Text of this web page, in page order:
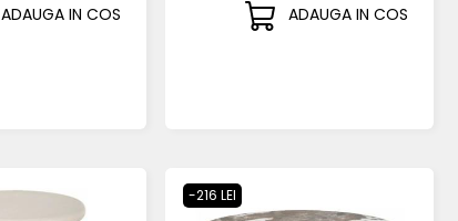
ADAUGA IN COS ADAUGA IN COS
-216 LEI